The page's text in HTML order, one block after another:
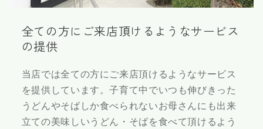
全ての方にご来店頂けるようなサービス
の提供
当店では全ての方にご来店頂けるようなサービス
を提供しています。子育て中でいつも伸びきった
うどんやそばしか食べられないお母さんにも出来
立ての美味しいうどん・そばを食べて頂けるよう